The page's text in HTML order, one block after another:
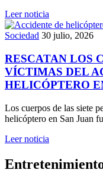
Leer noticia
Sociedad 30 julio, 2026
RESCATAN LOS
VÍCTIMAS DEL
HELICÓPTERO
Los cuerpos de las siete
helicóptero en San Juan
Leer noticia